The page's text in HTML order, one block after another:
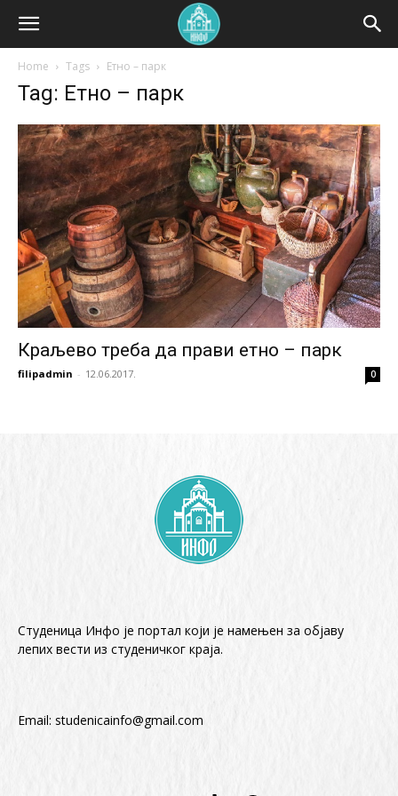
Home Tags Етно – парк
Tag: Етно – парк
Краљево треба да прави етно – парк
filipadmin - 12.06.2017. 0
Студеница Инфо је портал који је намењен за објaву
лепих вести из студеничког краја.
Email: studenicainfo@gmail.com